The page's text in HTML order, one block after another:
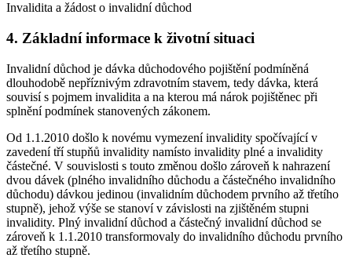
Invalidita a žádost o invalidní důchod
4. Základní informace k životní situaci
Invalidní důchod je dávka důchodového pojištění podmíněná
dlouhodobě nepříznivým zdravotním stavem, tedy dávka, která
souvisí s pojmem invalidita a na kterou má nárok pojištěnec při
splnění podmínek stanovených zákonem.
Od 1.1.2010 došlo k novému vymezení invalidity spočívající v
zavedení tří stupňů invalidity namísto invalidity plné a invalidity
částečné. V souvislosti s touto změnou došlo zároveň k nahrazení
dvou dávek (plného invalidního důchodu a částečného invalidního
důchodu) dávkou jedinou (invalidním důchodem prvního až třetího
stupně), jehož výše se stanoví v závislosti na zjištěném stupni
invalidity. Plný invalidní důchod a částečný invalidní důchod se
zároveň k 1.1.2010 transformovaly do invalidního důchodu prvního
až třetího stupně.